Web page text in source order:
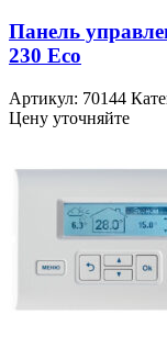
Панель
230 Eco
Артикул: 70144
Цену уточняйте